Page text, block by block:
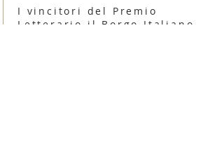
I vincitori del Premio
Letterario il Borgo Italiano